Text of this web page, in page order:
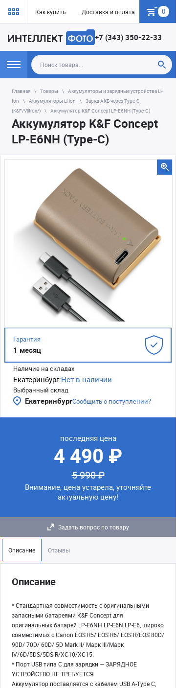
Как купить Доставка и оплата Гарантия
0
+7 (343) 350-22-33
Главная Товары
Аккумуляторы и зарядные устройства Li-
Ion
Аккумуляторы Li-ion
Заряд АКБ через Type-C
(K&F/Viltrox/)
Аккумулятор K&F Concept LP-E6NH (Type-C)
Аккумулятор K&F Concept
LP-E6NH (Type-C)
Гарантия
1 месяц
Наличие на складах
Екатеринбург:Нет в наличии
Выбранный склад
ЕкатеринбургСообщить о поступлении?
последняя цена
4 490 ₽
5 990 ₽
Внимание, цена устарела, уточняйте
актуальную цену!
Задать вопрос по товару
Описание Отзывы
Описание
* Стандартная совместимость с оригинальными
запасными батареями K&F Concept для
оригинальных батарей LP-E6NH LP-E6N LP-E6, широко
совместимых с Canon EOS R5/ EOS R6/ EOS R/EOS 80D/
90D/ 70D/ 60D/ 5D Mark II/ Марк III/Марк
IV/6D/5DS/5DS R/XC10/XC15.
* Порт USB типа C для зарядки — ЗАРЯДНОЕ
УСТРОЙСТВО НЕ ТРЕБУЕТСЯ
Аккумулятор поставляется с кабелем USB A-Type C,